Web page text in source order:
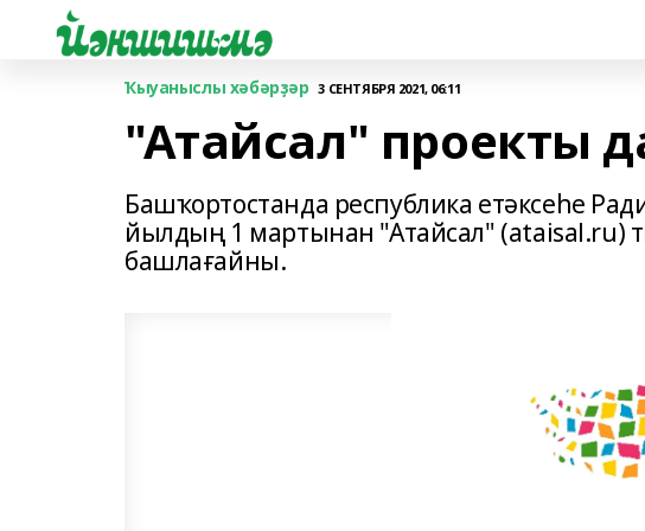
Ҡыуаныслы хәбәрҙәр 3 СЕНТЯБРЯ 2021, 06:11
"Атайсал" проекты
Башҡортостанда республика етәксеһе
йылдың 1 мартынан "Атайсал" (ataisal.ru)
башлағайны.